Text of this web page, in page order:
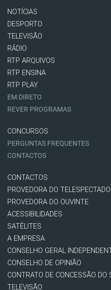
NOTÍCIAS
DESPORTO
TELEVISÃO
RÁDIO
RTP ARQUIVOS
RTP ENSINA
RTP PLAY
EM DIRETO
REVER PROGRAMAS
CONCURSOS
PERGUNTAS FREQUENTES
CONTACTOS
CONTACTOS
PROVEDORA DO
PROVEDORA DO OUVINTE
ACESSIBILIDADES
SATÉLITES
A EMPRESA
CONSELHO GERAL
CONSELHO DE OPINIÃO
CONTRATO DE CONCESSÃO DO
TELEVISÃO